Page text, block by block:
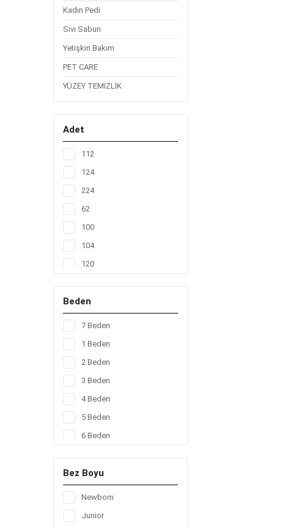
Kadın Pedi
Sıvı Sabun
Yetişkin Bakım
PET CARE
YÜZEY TEMİZLİK
Adet
112
124
224
62
100
104
120
136
256
48
56
64
Beden
7 Beden
1 Beden
2 Beden
3 Beden
4 Beden
5 Beden
6 Beden
Bez Boyu
Newborn
Junior